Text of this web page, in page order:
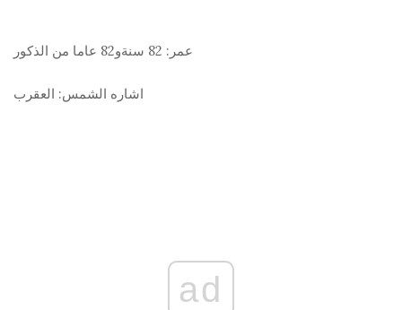
عمر:
اشاره الشمس: العقرب
ad